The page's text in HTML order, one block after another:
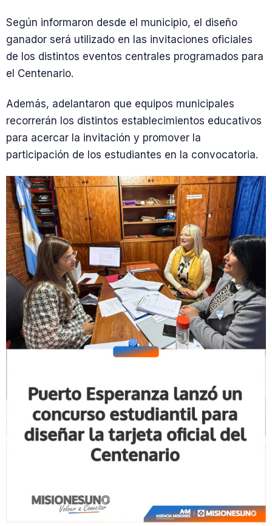
Según informaron desde el municipio, el diseño
ganador será utilizado en las invitaciones oficiales
de los distintos eventos centrales programados para
el Centenario.
Además, adelantaron que equipos municipales
recorrerán los distintos establecimientos educativos
para acercar la invitación y promover la
participación de los estudiantes en la convocatoria.